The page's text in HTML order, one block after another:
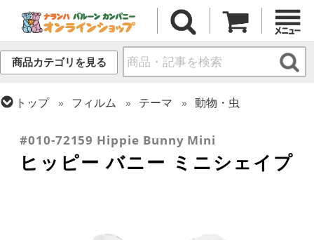
商品カテゴリを見る
トップ フィルム テーマ
動物・虫
スプリング(春)・イースター
#010-72159 Hippie Bunny Mini
ヒッピー バニー ミニシェイプ